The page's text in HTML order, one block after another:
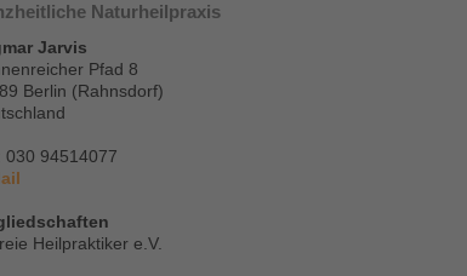
Naturheilpraxis
Jarvis
Pfad 8
Berlin (Rahnsdorf)
030 94514077
Heilpraktiker e.V.